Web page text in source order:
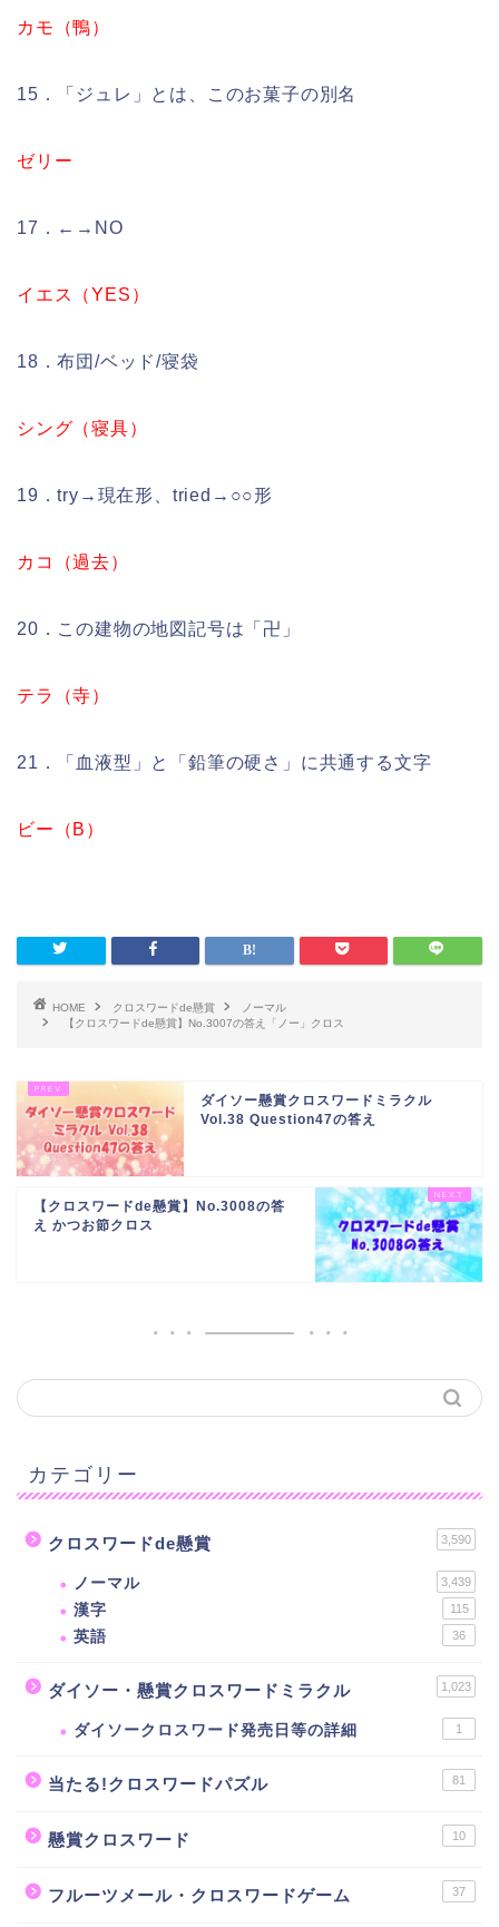
カモ（鴨）
15．「ジュレ」とは、このお菓子の別名
ゼリー
17．←→NO
イエス（YES）
18．布団/ベッド/寝袋
シング（寝具）
19．try→現在形、tried→○○形
カコ（過去）
20．この建物の地図記号は「卍」
テラ（寺）
21．「血液型」と「鉛筆の硬さ」に共通する文字
ビー（B）
HOME クロスワードde懸賞
ノーマル
【クロスワードde懸賞】No.3007の答え「ノー」クロス
ダイソー懸賞クロスワードミラクル
Vol.38 Question47の答え
【クロスワードde懸賞】No.3008の答
え かつお節クロス
カテゴリー
クロスワードde懸賞 3,590
ノーマル 3,439
漢字 115
英語 36
ダイソー・懸賞クロスワードミラクル 1,023
ダイソークロスワード発売日等の詳細 1
当たる!クロスワードパズル 81
懸賞クロスワード 10
フルーツメール・クロスワードゲーム 37